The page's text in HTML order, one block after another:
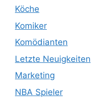
Köche
Komiker
Komödianten
Letzte Neuigkeiten
Marketing
NBA Spieler